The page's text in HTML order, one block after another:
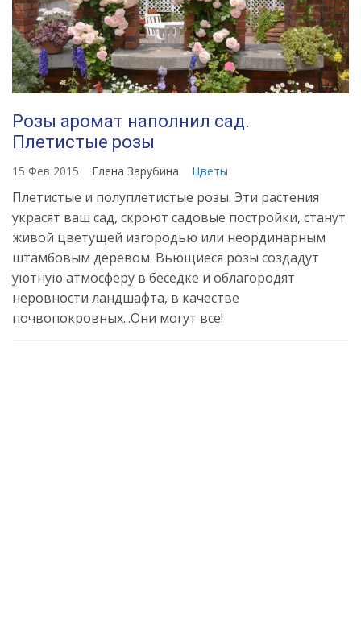
Розы аромат наполнил сад.
Плетистые розы
15 Фев 2015 Елена Зарубина Цветы
Плетистые и полуплетистые розы. Эти растения
украсят ваш сад, скроют садовые постройки, станут
живой цветущей изгородью или неординарным
штамбовым деревом. Вьющиеся розы создадут
уютную атмосферу в беседке и облагородят
неровности ландшафта, в качестве
почвопокровных...Они могут все!